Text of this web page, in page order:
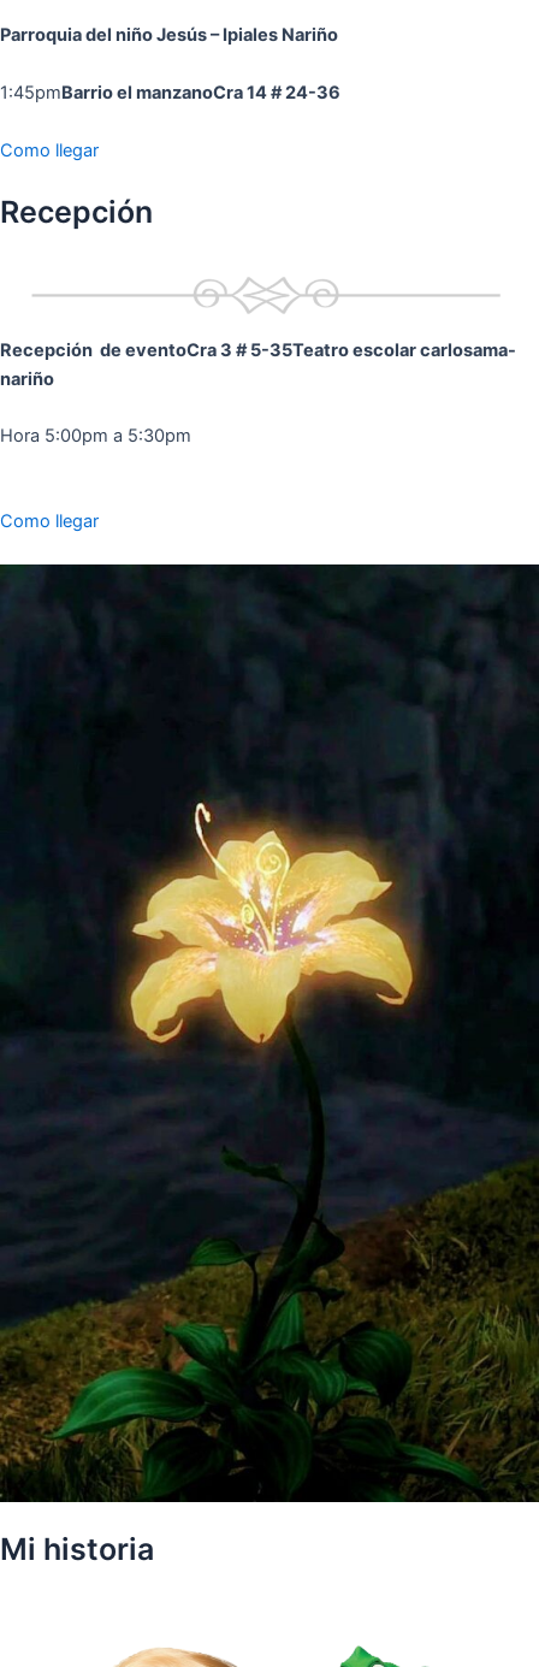
Parroquia del niño Jesús– Ipiales Nariño
1:45pmBarrio el manzanoCra 14 # 24-36
Como llegar
Recepción
Recepción de eventoCra 3 # 5-35Teatro escolar carlosama-
nariño
Hora 5:00pm a 5:30pm
Como llegar
Mi historia